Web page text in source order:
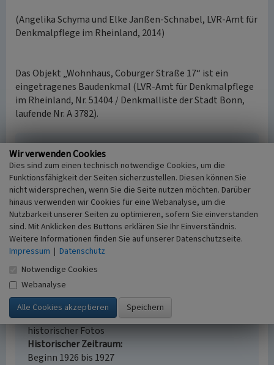
(Angelika Schyma und Elke Janßen-Schnabel, LVR-Amt für
Denkmalpflege im Rheinland, 2014)
Das Objekt „Wohnhaus, Coburger Straße 17“ ist ein
eingetragenes Baudenkmal (LVR-Amt für Denkmalpflege
im Rheinland, Nr. 51404 / Denkmalliste der Stadt Bonn,
laufende Nr. A 3782).
Wohnhaus, Coburger Straße 17
Schlagwörter
Wohnhaus
Gesetzlich geschütztes Kulturdenkmal
Ortsfestes Denkmal gem. § 3 DSchG NW
Fachsicht(en)
Denkmalpflege
Erfassungsmaßstab
i.d.R. 1:5.000 (größer als 1:20.000)
Erfassungsmethode
Auswertung historischer Schriften,
Geländebegehung/-kartierung, Archivauswertung,
Auswertung historischer Karten, Auswertung
historischer Fotos
Historischer Zeitraum
Beginn 1926 bis 1927
Wir verwenden Cookies
Dies sind zum einen technisch notwendige Cookies, um die
Funktionsfähigkeit der Seiten sicherzustellen. Diesen können Sie
nicht widersprechen, wenn Sie die Seite nutzen möchten. Darüber
hinaus verwenden wir Cookies für eine Webanalyse, um die
Nutzbarkeit unserer Seiten zu optimieren, sofern Sie einverstanden
sind. Mit Anklicken des Buttons erklären Sie Ihr Einverständnis.
Weitere Informationen finden Sie auf unserer Datenschutzseite.
Impressum | Datenschutz
Notwendige Cookies
Webanalyse